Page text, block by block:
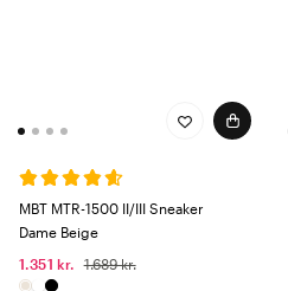
MBT MTR-1500 II/III Sneaker
Dame Beige
1.351 kr.
1.689 kr.